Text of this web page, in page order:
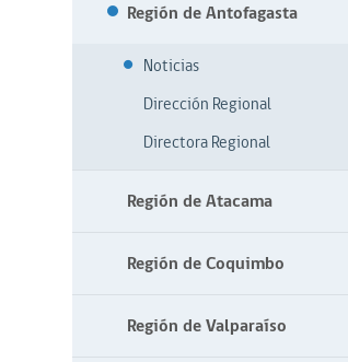
Región de Antofagasta
Noticias
Dirección Regional
Directora Regional
Región de Atacama
Región de Coquimbo
Región de Valparaíso